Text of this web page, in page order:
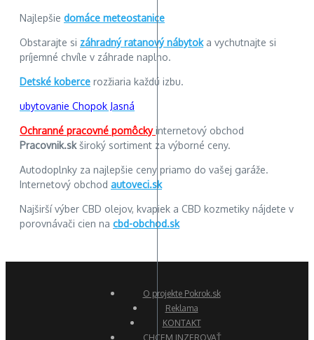
Najlepšie domáce meteostanice
Obstarajte si záhradný ratanový nábytoka vychutnajte si
príjemné chvíle v záhrade naplno.
Detské koberce rozžiaria každú izbu.
ubytovanie Chopok Jasná
Ochranné pracovné pomôckyinternetový obchod
Pracovnik.skširoký sortiment za výborné ceny.
Autodoplnky za najlepšie ceny priamo do vašej garáže.
Internetový obchod autoveci.sk
Najširší výber CBD olejov, kvapiek a CBD kozmetiky nájdete v
porovnávači cien na cbd-obchod.sk
O projekte Pokrok.sk
Reklama
KONTAKT
CHCEM INZEROVAŤ